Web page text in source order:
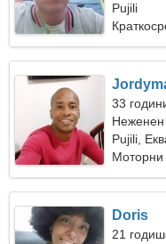
жена
Pujili
33
Pujili,
Моторни
Doris
21